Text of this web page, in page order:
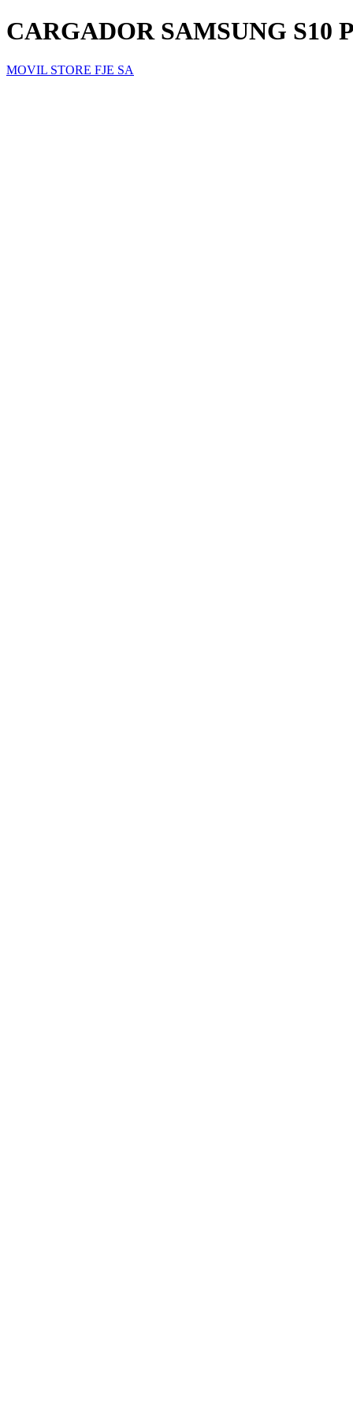
CARGADOR SAMSUNG S10
MOVIL STORE FJE SA